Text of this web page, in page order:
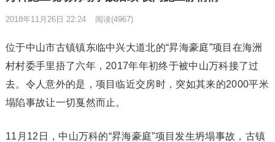
2018年11月26日 22:24 阅读(4967)
位于中山市古镇镇东临中兴大道北的“昇海豪庭”项目在海洲
村村委手里捂了六年，2017年年初终于被中山万科接了过
去。令人意外的是，项目临近交房时，突如其来的2000平米
塌陷事故让一切戛然而止。
11月12日，中山万科的“昇海豪庭”项目发生坍塌事故，古镇